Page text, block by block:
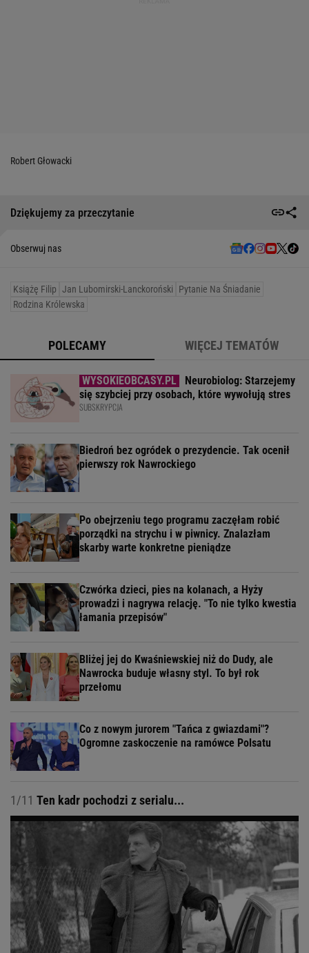
Robert Głowacki
Dziękujemy za przeczytanie
Obserwuj nas
Książę Filip Jan Lubomirski-Lanckoroński
Pytanie Na Śniadanie
Rodzina Królewska
POLECAMY WIĘCEJ TEMATÓW
Neurobiolog: Starzejemy
się szybciej przy osobach, które wywołują stres
SUBSKRYPCJA
Biedroń bez ogródek o prezydencie. Tak ocenił
pierwszy rok Nawrockiego
Po obejrzeniu tego programu zaczęłam robić
porządki na strychu i w piwnicy. Znalazłam
skarby warte konkretne pieniądze
Czwórka dzieci, pies na kolanach, a Hyży
prowadzi i nagrywa relację. "To nie tylko kwestia
łamania przepisów"
Bliżej jej do Kwaśniewskiej niż do Dudy, ale
Nawrocka buduje własny styl. To był rok
przełomu
Co z nowym jurorem "Tańca z gwiazdami"?
Ogromne zaskoczenie na ramówce Polsatu
1/11 Ten kadr pochodzi z serialu...